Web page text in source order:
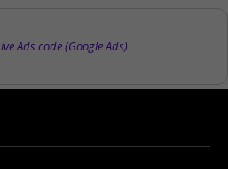
Ads code (Google Ads)